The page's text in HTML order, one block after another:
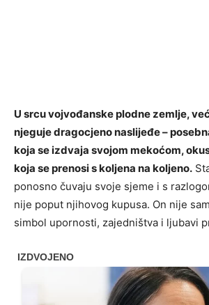
U srcu vojvođanske plodne zemlje,
njeguje dragocjeno naslijeđe –
koja se izdvaja svojom mekoćom,
koja se prenosi s koljena na koljeno.
ponosno čuvaju svoje sjeme i s
nije poput njihovog kupusa. On nije
simbol upornosti, zajedništva i ljubavi